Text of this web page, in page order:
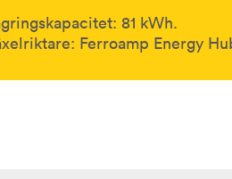
81 kWh.
Ferroamp Energy